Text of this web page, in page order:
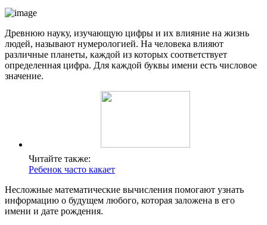
Древнюю науку, изучающую цифры и их влияние на жизнь
людей, называют нумерологией. На человека влияют
различные планеты, каждой из которых соответствует
определенная цифра. Для каждой буквы имени есть числовое
значение.
Читайте также:
Ребенок часто какает
Несложные математические вычисления помогают узнать
информацию о будущем любого, которая заложена в его
имени и дате рождения.